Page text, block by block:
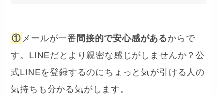
①メールが一番 間接的で安心感があるからで
す。LINEだとより親密な感じがしませんか？公
式LINEを登録するのにちょっと気が引ける人の
気持ちも分かる気がします。